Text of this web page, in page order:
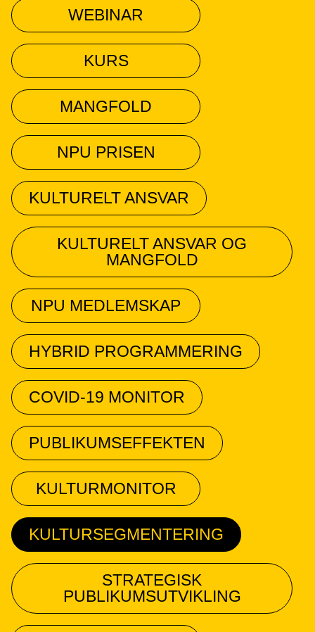
WEBINAR
KURS
MANGFOLD
NPU PRISEN
KULTURELT ANSVAR
KULTURELT ANSVAR OG
MANGFOLD
NPU MEDLEMSKAP
HYBRID PROGRAMMERING
COVID-19 MONITOR
PUBLIKUMSEFFEKTEN
KULTURMONITOR
KULTURSEGMENTERING
STRATEGISK
PUBLIKUMSUTVIKLING